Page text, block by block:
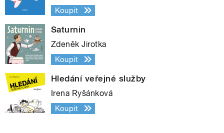
Koupit
Saturnin
Zdeněk Jirotka
Koupit
Hledání veřejné služby
Irena Ryšánková
Koupit